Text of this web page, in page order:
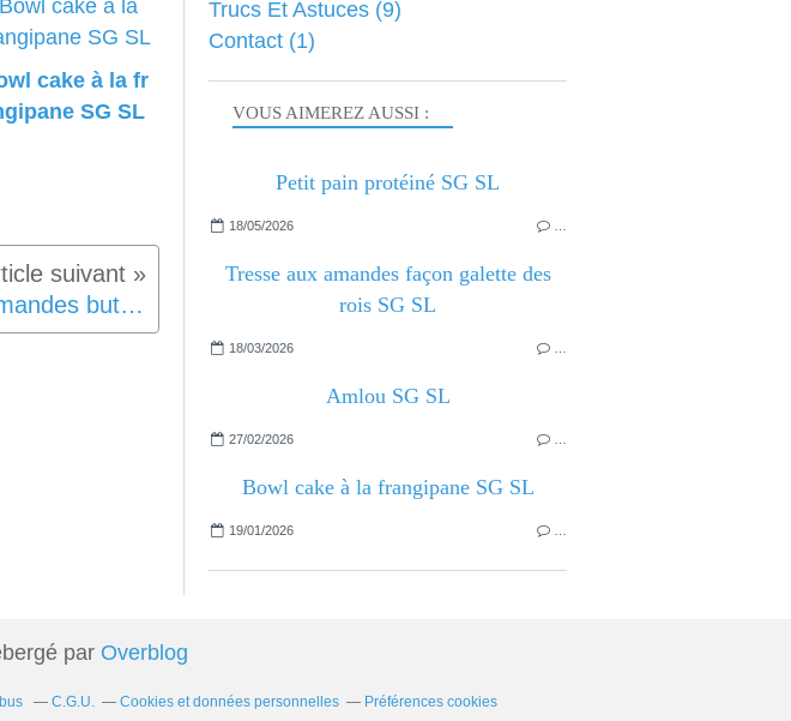
cake à la fr
SG SL
Gâteau fondant amandes butternut SG SL
VOUS AIMEREZ AUSSI :
Petit pain protéiné SG SL
18/05/2026
Tresse aux amandes façon galette des
rois SG SL
18/03/2026
Amlou SG SL
27/02/2026
Bowl cake à la frangipane SG SL
19/01/2026
Trucs Et Astuces (9)
Contact (1)
par Overblog
C.G.U. Cookies et données personnelles Préférences cookies